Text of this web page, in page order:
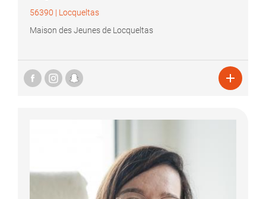
56390 | Locqueltas
Maison des Jeunes de Locqueltas
